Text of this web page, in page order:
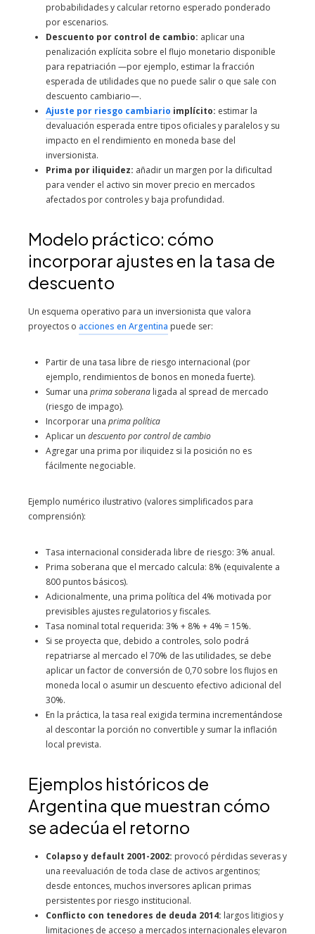
probabilidades y calcular retorno esperado ponderado
por escenarios.
Descuento por control de cambio: aplicar una
penalización explícita sobre el flujo monetario disponible
para repatriación —por ejemplo, estimar la fracción
esperada de utilidades que no puede salir o que sale con
descuento cambiario—.
Ajuste por riesgo cambiario implícito: estimar la
devaluación esperada entre tipos oficiales y paralelos y su
impacto en el rendimiento en moneda base del
inversionista.
Prima por iliquidez: añadir un margen por la dificultad
para vender el activo sin mover precio en mercados
afectados por controles y baja profundidad.
Modelo práctico: cómo
incorporar ajustes en la tasa de
descuento
Un esquema operativo para un inversionista que valora
proyectos o acciones en Argentina puede ser:
Partir de una tasa libre de riesgo internacional (por
ejemplo, rendimientos de bonos en moneda fuerte).
Sumar una prima soberana ligada al spread de mercado
(riesgo de impago).
Incorporar una prima política
Aplicar un descuento por control de cambio
Agregar una prima por iliquidez si la posición no es
fácilmente negociable.
Ejemplo numérico ilustrativo (valores simplificados para
comprensión):
Tasa internacional considerada libre de riesgo: 3% anual.
Prima soberana que el mercado calcula: 8% (equivalente a
800 puntos básicos).
Adicionalmente, una prima política del 4% motivada por
previsibles ajustes regulatorios y fiscales.
Tasa nominal total requerida: 3% + 8% + 4% = 15%.
Si se proyecta que, debido a controles, solo podrá
repatriarse al mercado el 70% de las utilidades, se debe
aplicar un factor de conversión de 0,70 sobre los flujos en
moneda local o asumir un descuento efectivo adicional del
30%.
En la práctica, la tasa real exigida termina incrementándose
al descontar la porción no convertible y sumar la inflación
local prevista.
Ejemplos históricos de
Argentina que muestran cómo
se adecúa el retorno
Colapso y default 2001-2002: provocó pérdidas severas y
una reevaluación de toda clase de activos argentinos;
desde entonces, muchos inversores aplican primas
persistentes por riesgo institucional.
Conflicto con tenedores de deuda 2014: largos litigios y
limitaciones de acceso a mercados internacionales elevaron